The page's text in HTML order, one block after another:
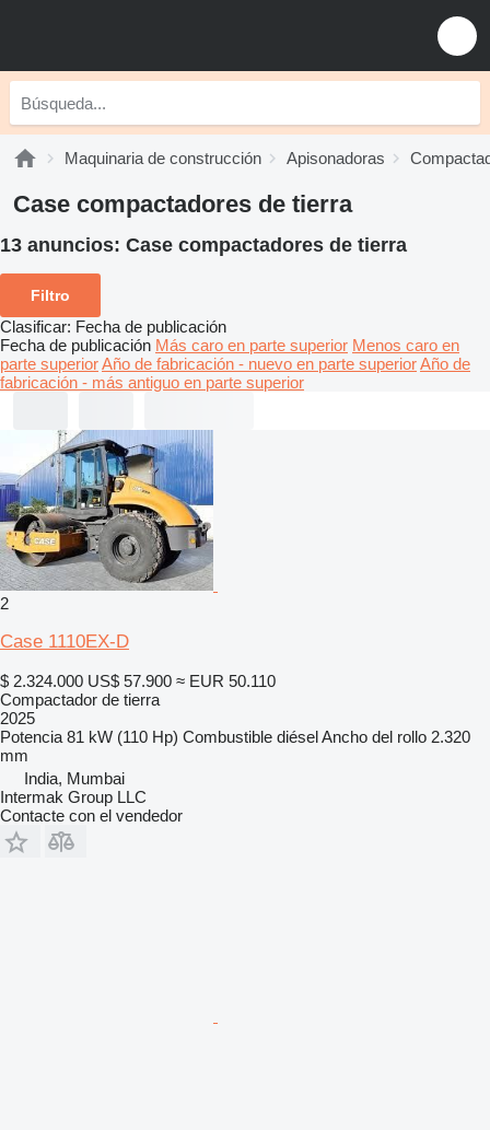
Maquinaria de construcción Apisonadoras
Case compactadores de tierra
13 anuncios: Case compactadores de tierra
Filtro
Clasificar: Fecha de publicación
Fecha de publicación Más caro en parte superior Menos caro en
parte superiorAño de fabricación - nuevo en parte superiorAño de
fabricación - más antiguo en parte superior
2
Case 1110EX-D
$ 2.324.000 US$ 57.900 ≈ EUR 50.110
Compactador de tierra
2025
Potencia 81 kW (110 Hp) Combustible diéselAncho del rollo 2.320
mm
India, Mumbai
Intermak Group LLC
Contacte con el vendedor